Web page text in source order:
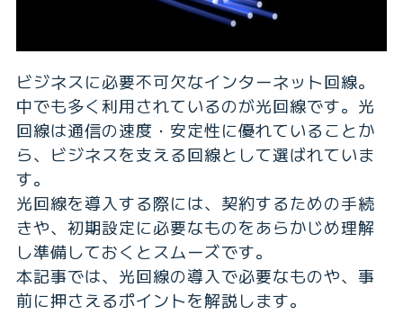
ビジネスに必要不可欠なインターネット回線。
中でも多く利用されているのが光回線です。光
回線は通信の速度・安定性に優れていることか
ら、ビジネスを支える回線として選ばれていま
す。
光回線を導入する際には、契約するための手続
きや、初期設定に必要なものをあらかじめ理解
し準備しておくとスムーズです。
本記事では、光回線の導入で必要なものや、事
前に押さえるポイントを解説します。